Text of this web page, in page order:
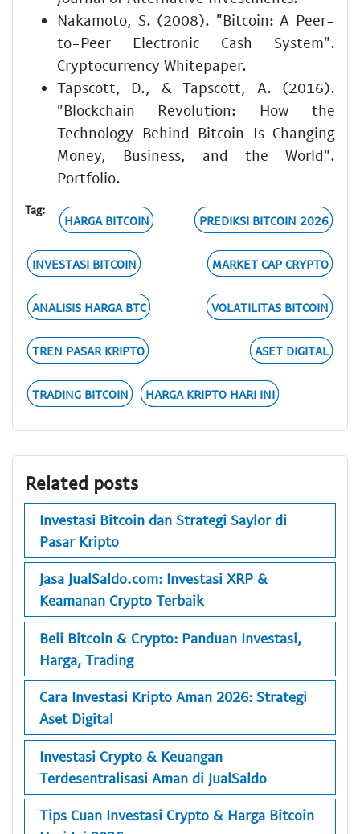
Nakamoto, S. (2008). "Bitcoin: A Peer-
to-Peer Electronic Cash System".
Cryptocurrency Whitepaper.
Tapscott, D., & Tapscott, A. (2016).
"Blockchain Revolution: How the
Technology Behind Bitcoin Is Changing
Money, Business, and the World".
Portfolio.
Tag:
HARGA BITCOIN PREDIKSI BITCOIN 2026
INVESTASI BITCOIN MARKET CAP CRYPTO
ANALISIS HARGA BTC VOLATILITAS BITCOIN
TREN PASAR KRIPTO ASET DIGITAL
TRADING BITCOIN HARGA KRIPTO HARI INI
Related posts
Investasi Bitcoin dan Strategi Saylor di
Pasar Kripto
Jasa JualSaldo.com: Investasi XRP &
Keamanan Crypto Terbaik
Beli Bitcoin & Crypto: Panduan Investasi,
Harga, Trading
Cara Investasi Kripto Aman 2026: Strategi
Aset Digital
Investasi Crypto & Keuangan
Terdesentralisasi Aman di JualSaldo
Tips Cuan Investasi Crypto & Harga Bitcoin